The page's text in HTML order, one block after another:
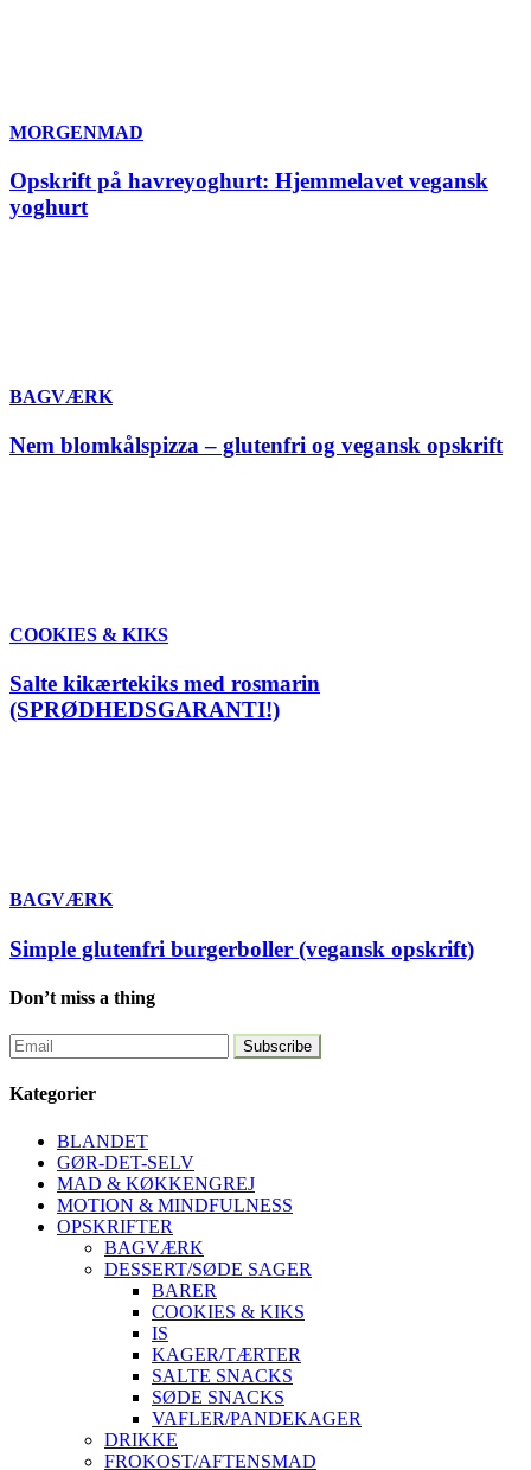
MORGENMAD
Opskrift på havreyoghurt: Hjemmelavet vegansk
yoghurt
BAGVÆRK
Nem blomkålspizza – glutenfri og vegansk opskrift
COOKIES & KIKS
Salte kikærtekiks med rosmarin
(SPRØDHEDSGARANTI!)
BAGVÆRK
Simple glutenfri burgerboller (vegansk opskrift)
Don’t miss a thing
Kategorier
BLANDET
GØR-DET-SELV
MAD & KØKKENGREJ
MOTION & MINDFULNESS
OPSKRIFTER
BAGVÆRK
DESSERT/SØDE SAGER
BARER
COOKIES & KIKS
IS
KAGER/TÆRTER
SALTE SNACKS
SØDE SNACKS
VAFLER/PANDEKAGER
DRIKKE
FROKOST/AFTENSMAD